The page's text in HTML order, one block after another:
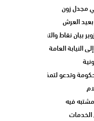
مجدل زون
العرش
بيان نقاط والتشهير بطالب
العامة
وتدعو لتمكين الشباب
فيه